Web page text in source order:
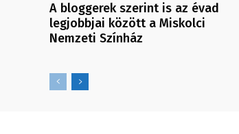
A bloggerek szerint is az évad
legjobbjai között a Miskolci
Nemzeti Színház